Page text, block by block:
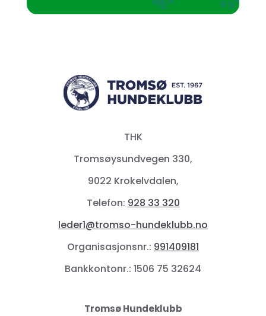
THK
Tromsøysundvegen 330,
9022 Krokelvdalen,
Telefon: 928 33 320
leder1@tromso-hundeklubb.no
Organisasjonsnr.: 991409181
Bankkontonr.: 1506 75 32624
Tromsø Hundeklubb